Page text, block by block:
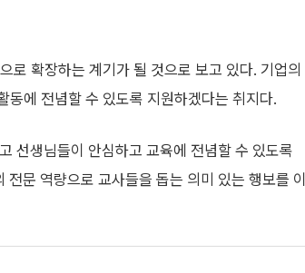
로 확장하는 계기가 될 것으로 보고 있다. 기업의
동에 전념할 수 있도록 지원하겠다는 취지다.
선생님들이 안심하고 교육에 전념할 수 있도록
문 역량으로 교사들을 돕는 의미 있는 행보를 이